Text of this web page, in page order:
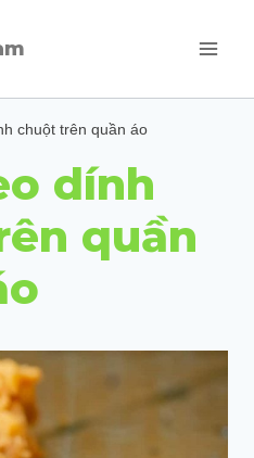
chuột trên quần áo
dính
quần